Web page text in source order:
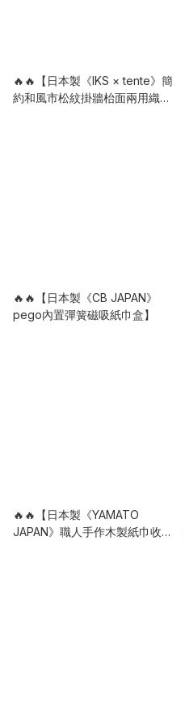
🔥🔥【日本製《IKS × tente》簡
約和風市松紋掛牆枱面兩用織布
🔥🔥【日本製《CB JAPAN》
pego內置彈簧磁吸紙巾盒】
🔥🔥【日本製《YAMATO
JAPAN》職人手作木製紙巾收納